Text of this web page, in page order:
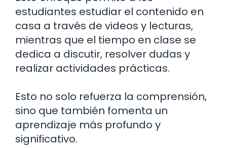
estudiantes estudiar el contenido en
casa a través de videos y lecturas,
mientras que el tiempo en clase se
dedica a discutir, resolver dudas y
realizar actividades prácticas.
Esto no solo refuerza la comprensión,
sino que también fomenta un
aprendizaje más profundo y
significativo.